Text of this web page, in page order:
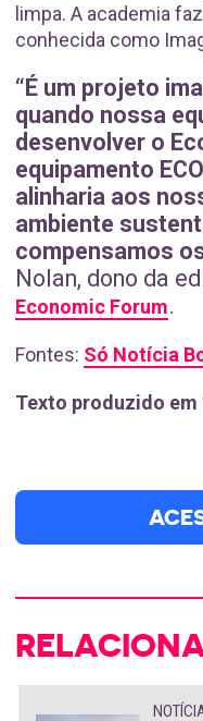
limpa. A academia
conhecida como
“É um projeto
quando nossa
desenvolver o
equipamento
alinharia aos
ambiente
compensamos
Nolan, dono da
Economic Forum.
Fontes: Só Notícia
Texto produzido em